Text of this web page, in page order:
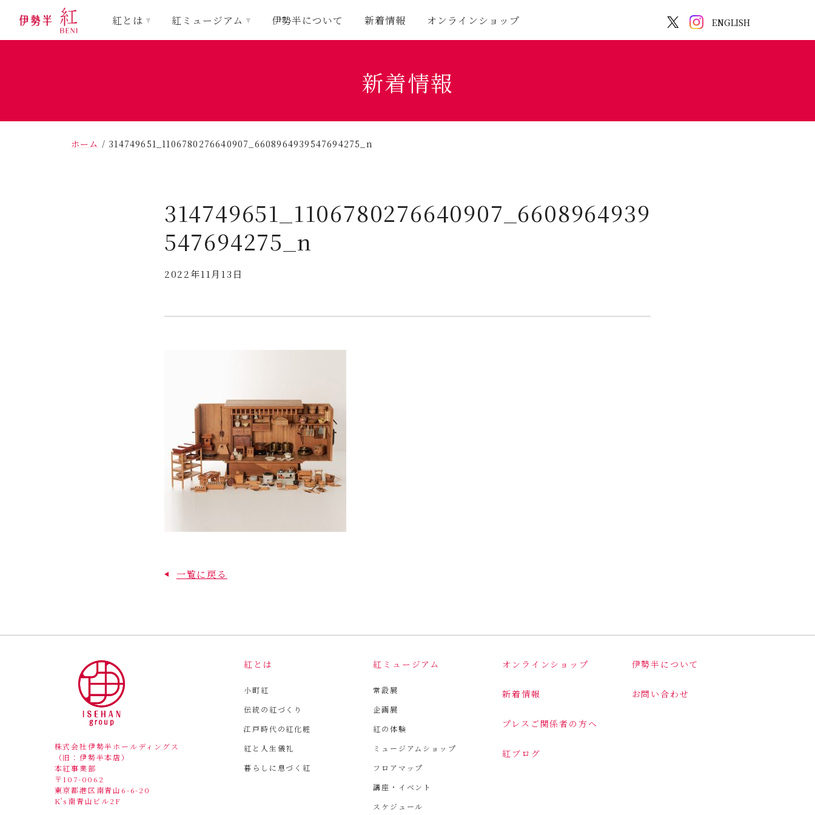
紅とは 紅ミュージアム 伊勢半について 新着情報 オンラインショップ ENGLISH
新着情報
ホーム / 314749651_1106780276640907_6608964939547694275_n
314749651_1106780276640907_6608964939
547694275_n
2022年11月13日
一覧に戻る
株式会社伊勢半ホールディングス
（旧：伊勢半本店）
本紅事業部
〒107-0062
東京都港区南青山6-6-20
K's南青山ビル2F
紅とは
小町紅
伝統の紅づくり
江戸時代の紅化粧
紅と人生儀礼
暮らしに息づく紅
紅ミュージアム
常設展
企画展
紅の体験
ミュージアムショップ
フロアマップ
講座・イベント
スケジュール
オンラインショップ
新着情報
プレスご関係者の方へ
紅ブログ
伊勢半について
お問い合わせ